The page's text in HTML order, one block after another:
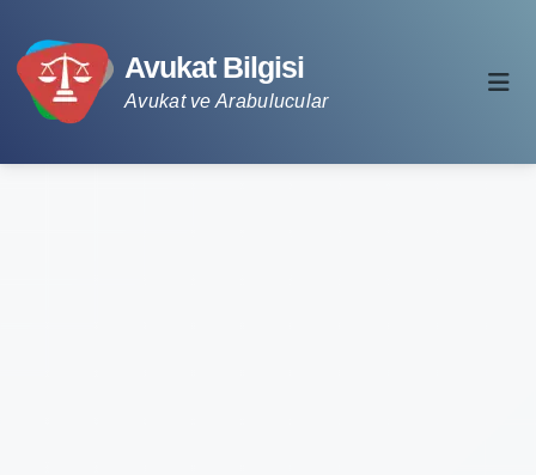
Avukat Bilgisi
Avukat ve Arabulucular